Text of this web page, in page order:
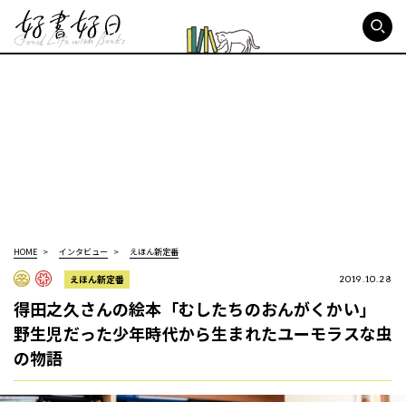
HOME インタビュー えほん新定番
えほん新定番 2019.10.28
得田之久さんの絵本「むしたちのおんがくかい」
野生児だった少年時代から生まれたユーモラスな虫
の物語